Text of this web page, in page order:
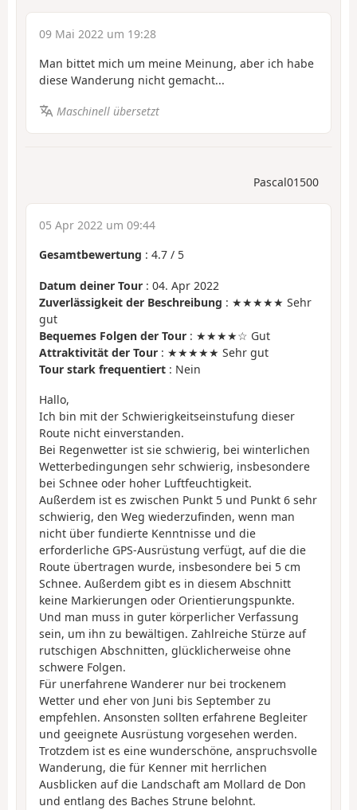
09 Mai 2022 um 19:28
Man bittet mich um meine Meinung, aber ich habe
diese Wanderung nicht gemacht...
Maschinell übersetzt
Pascal01500
05 Apr 2022 um 09:44
Gesamtbewertung : 4.7 / 5
Datum deiner Tour : 04. Apr 2022
Zuverlässigkeit der Beschreibung : ★★★★★ Sehr
gut
Bequemes Folgen der Tour : ★★★★☆ Gut
Attraktivität der Tour : ★★★★★ Sehr gut
Tour stark frequentiert : Nein
Hallo,
Ich bin mit der Schwierigkeitseinstufung dieser
Route nicht einverstanden.
Bei Regenwetter ist sie schwierig, bei winterlichen
Wetterbedingungen sehr schwierig, insbesondere
bei Schnee oder hoher Luftfeuchtigkeit.
Außerdem ist es zwischen Punkt 5 und Punkt 6 sehr
schwierig, den Weg wiederzufinden, wenn man
nicht über fundierte Kenntnisse und die
erforderliche GPS-Ausrüstung verfügt, auf die die
Route übertragen wurde, insbesondere bei 5 cm
Schnee. Außerdem gibt es in diesem Abschnitt
keine Markierungen oder Orientierungspunkte.
Und man muss in guter körperlicher Verfassung
sein, um ihn zu bewältigen. Zahlreiche Stürze auf
rutschigen Abschnitten, glücklicherweise ohne
schwere Folgen.
Für unerfahrene Wanderer nur bei trockenem
Wetter und eher von Juni bis September zu
empfehlen. Ansonsten sollten erfahrene Begleiter
und geeignete Ausrüstung vorgesehen werden.
Trotzdem ist es eine wunderschöne, anspruchsvolle
Wanderung, die für Kenner mit herrlichen
Ausblicken auf die Landschaft am Mollard de Don
und entlang des Baches Strune belohnt.